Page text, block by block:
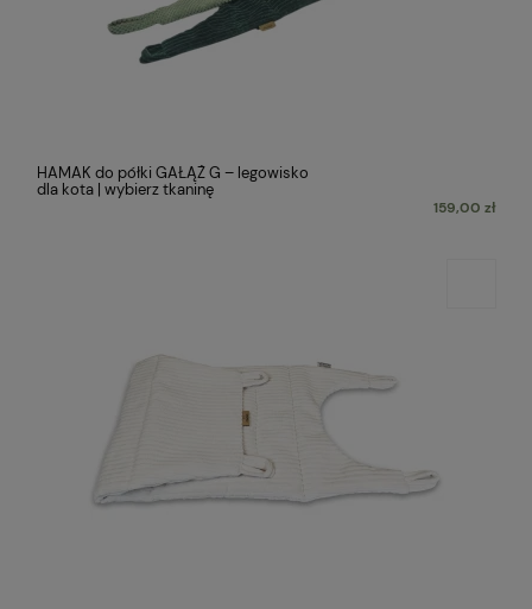
HAMAK do półki GAŁĄŹ G – legowisko
dla kota | wybierz tkaninę
159,00 zł